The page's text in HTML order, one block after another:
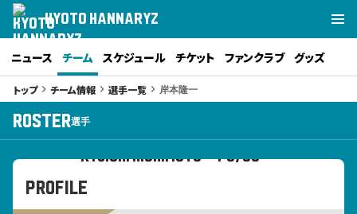
KYOTO HANNARYZ
ニュース チーム スケジュール チケット ファンクラブ グッズ
トップkeyboard_arrow_right チーム情報 keyboard_arrow_right 選手一覧 keyboard_arrow_right 岸本隆一
roster選手
14岸本 隆一
RYUICHI KISHIMOTO PG/SG
PROFILE